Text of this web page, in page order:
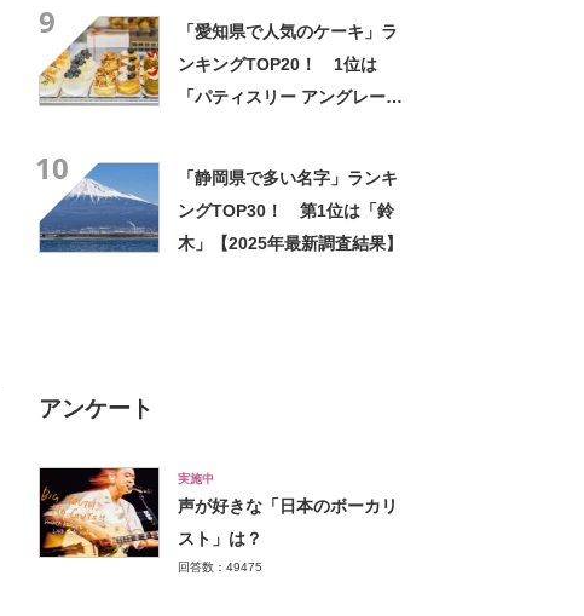
9
「愛知県で人気のケーキ」ラ
ンキングTOP20！ 1位は
「パティスリー アングレーズ
10
「静岡県で多い名字」ランキ
ングTOP30！ 第1位は「鈴
木」【2025年最新調査結果】
アンケート
実施中
声が好きな「日本のボーカリ
スト」は？
回答数：49475